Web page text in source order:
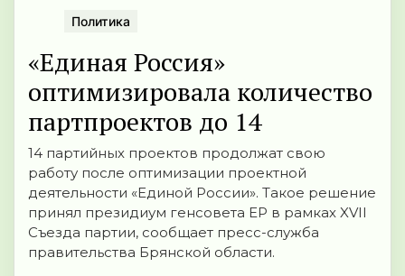
Политика
«Единая Россия»
оптимизировала количество
партпроектов до 14
14 партийных проектов продолжат свою
работу после оптимизации проектной
деятельности «Единой России». Такое решение
принял президиум генсовета ЕР в рамках XVII
Съезда партии, сообщает пресс-служба
правительства Брянской области.